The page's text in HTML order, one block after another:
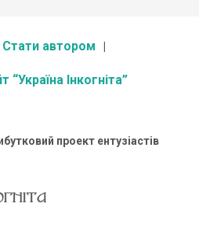
Стати автором
“Україна Інкогніта”
проект ентузіастів